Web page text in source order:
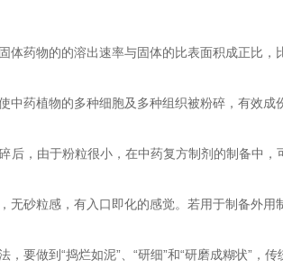
药物的的溶出速率与固体的比表面积成正比，
中药植物的多种细胞及多种组织被粉碎，有效
后，由于粉粒很小，在中药复方制剂的制备中
砂粒感，有入口即化的感觉。若用于制备外用
要做到“捣烂如泥”、“研细”和“研磨成糊状”，